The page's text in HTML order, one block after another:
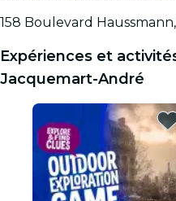
158 Boulevard
Expériences et
Jacquemart-André